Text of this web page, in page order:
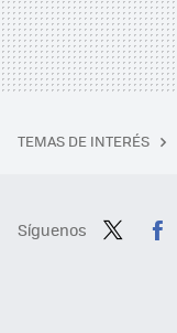
TEMAS DE INTERÉS
Síguenos